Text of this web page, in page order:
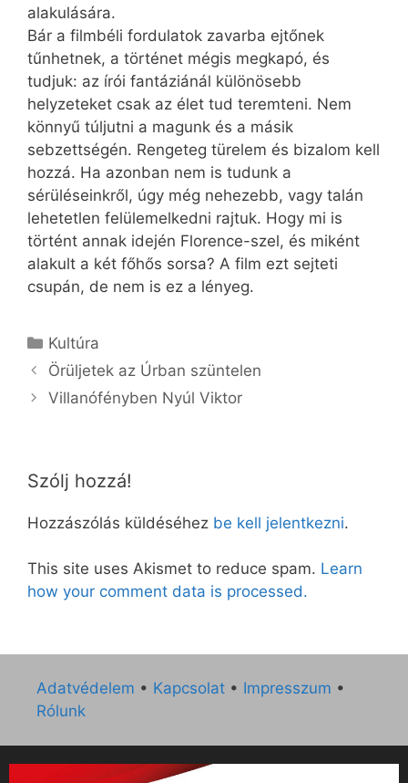
alakulására.
Bár a filmbéli fordulatok zavarba ejtőnek
tűnhetnek, a történet mégis megkapó, és
tudjuk: az írói fantáziánál különösebb
helyzeteket csak az élet tud teremteni. Nem
könnyű túljutni a magunk és a másik
sebzettségén. Rengeteg türelem és bizalom kell
hozzá. Ha azonban nem is tudunk a
sérüléseinkről, úgy még nehezebb, vagy talán
lehetetlen felülemelkedni rajtuk. Hogy mi is
történt annak idején Florence-szel, és miként
alakult a két főhős sorsa? A film ezt sejteti
csupán, de nem is ez a lényeg.
Kategória
Kultúra
Örüljetek az Úrban szüntelen
Villanófényben Nyúl Viktor
Szólj hozzá!
Hozzászólás küldéséhez be kell jelentkezni.
This site uses Akismet to reduce spam. Learn
how your comment data is processed.
Adatvédelem • Kapcsolat • Impresszum •
Rólunk